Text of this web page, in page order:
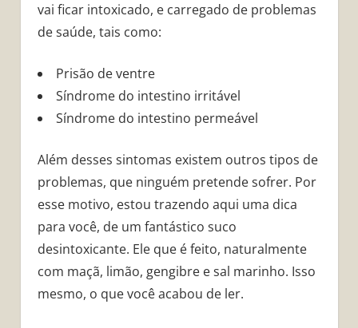
vai ficar intoxicado, e carregado de problemas
de saúde, tais como:
Prisão de ventre
Síndrome do intestino irritável
Síndrome do intestino permeável
Além desses sintomas existem outros tipos de
problemas, que ninguém pretende sofrer. Por
esse motivo, estou trazendo aqui uma dica
para você, de um fantástico suco
desintoxicante. Ele que é feito, naturalmente
com maçã, limão, gengibre e sal marinho. Isso
mesmo, o que você acabou de ler.